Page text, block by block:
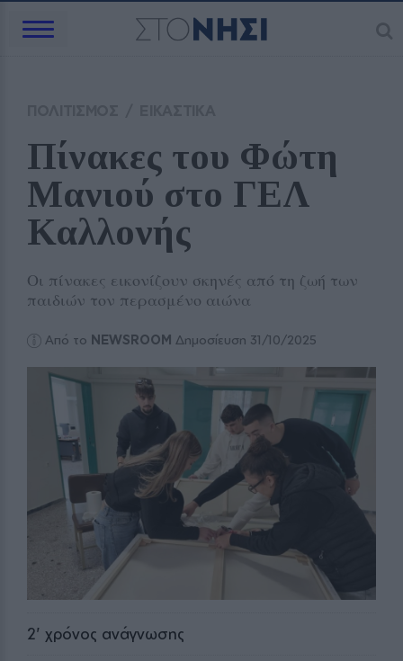
Πίνακες του Φώτη
Μανιού στο ΓΕΛ
Καλλονής
Οι πίνακες εικονίζουν σκηνές από τη ζωή των
παιδιών τον περασμένο αιώνα
Από το NEWSROOM Δημοσίευση 31/10/2025
2' χρόνος ανάγνωσης